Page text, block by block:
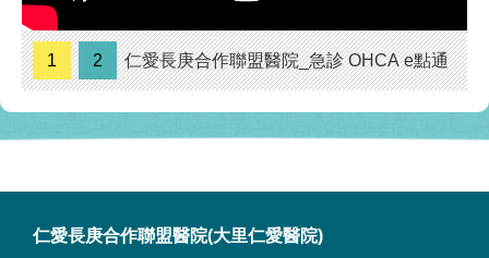
1 2 仁愛長庚合作聯盟醫院_急診 OHCA e點通
仁愛長庚合作聯盟醫院(大里仁愛醫院)